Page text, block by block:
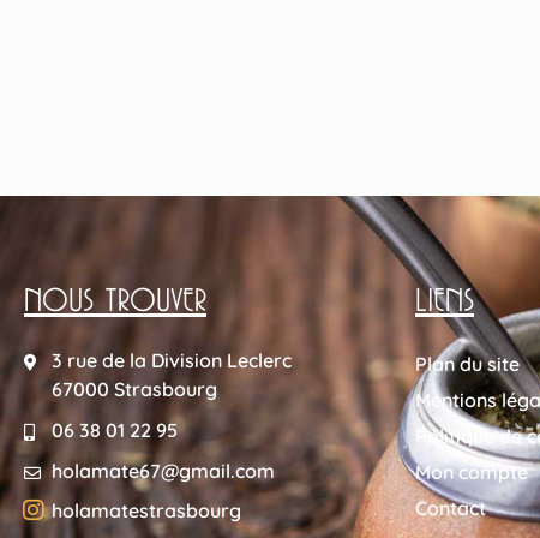
NOUS TROUVER
3 rue de la Division Leclerc
67000 Strasbourg
06 38 01 22 95
holamate67@gmail.com
holamatestrasbourg
LIENS
Plan du site
Mentions
Politique de
Mon compte
Contact